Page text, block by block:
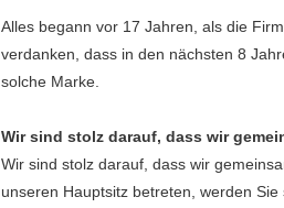
Alles begann vor 17 Jahren, als die
verdanken, dass in den nächsten 8
solche Marke.
Wir sind stolz darauf, dass wir
Wir sind stolz darauf, dass wir
unseren Hauptsitz betreten, werden